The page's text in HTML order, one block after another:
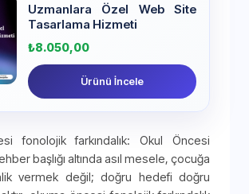
Uzmanlara Özel Web Site
Tasarlama Hizmeti
₺8.050,00
Ürünü İncele
fonolojik farkındalık: Okul Öncesi
başlığı altında asıl mesele, çocuğa
vermek değil; doğru hedefi doğru